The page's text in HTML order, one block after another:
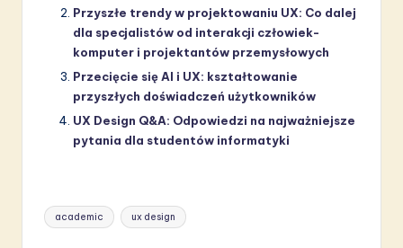
Przyszłe trendy w projektowaniu UX: Co dalej
dla specjalistów od interakcji człowiek-
komputer i projektantów przemysłowych
Przecięcie się AI i UX: kształtowanie
przyszłych doświadczeń użytkowników
UX Design Q&A: Odpowiedzi na najważniejsze
pytania dla studentów informatyki
Tags:
academic ux design